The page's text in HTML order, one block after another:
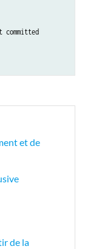
committed
et de
de la